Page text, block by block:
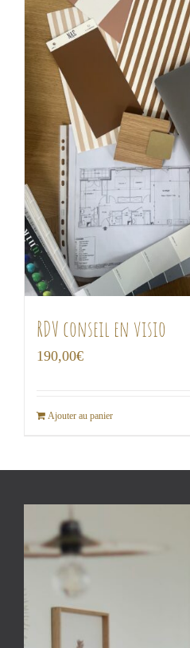
RDV conseil en visio
190,00€
Ajouter au panier